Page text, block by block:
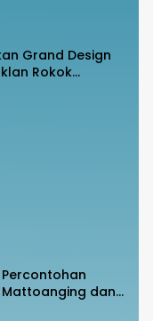
Grand Design
Rokok
Mattoanging dan
Sadar HAM